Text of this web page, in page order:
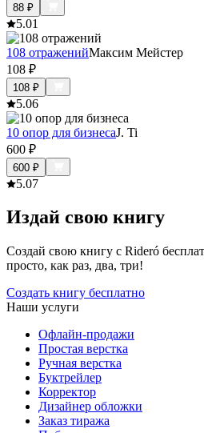
88 ₽
5.01
108 отраженийМаксим Мейстер
108 ₽
108 ₽
5.06
10 опор для бизнесаJ. Ti
600 ₽
600 ₽
5.07
Издай свою книгу
Создай свою книгу с Rideró
просто, как раз, два, три!
Создать книгу бесплатно
Наши услуги
Офлайн-продажи
Простая верстка
Ручная верстка
Буктрейлер
Корректор
Дизайнер обложки
Заказ тиража